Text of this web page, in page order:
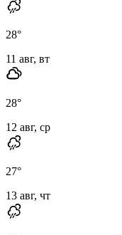
28°
11 авг, вт
28°
12 авг, ср
27°
13 авг, чт